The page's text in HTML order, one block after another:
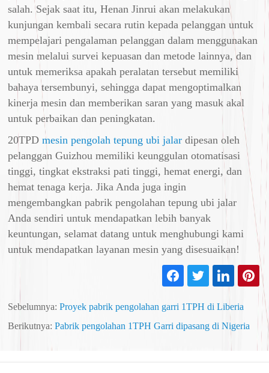
salah. Sejak saat itu, Henan Jinrui akan melakukan
kunjungan kembali secara rutin kepada pelanggan untuk
mempelajari pengalaman pelanggan dalam menggunakan
mesin melalui survei kepuasan dan metode lainnya, dan
untuk memeriksa apakah peralatan tersebut memiliki
bahaya tersembunyi, sehingga dapat mengoptimalkan
kinerja mesin dan memberikan saran yang masuk akal
untuk perbaikan dan peningkatan.
20TPDmesin pengolah tepung ubi jalar dipesan oleh
pelanggan Guizhou memiliki keunggulan otomatisasi
tinggi, tingkat ekstraksi pati tinggi, hemat energi, dan
hemat tenaga kerja. Jika Anda juga ingin
mengembangkan pabrik pengolahan tepung ubi jalar
Anda sendiri untuk mendapatkan lebih banyak
keuntungan, selamat datang untuk menghubungi kami
untuk mendapatkan layanan mesin yang disesuaikan!
Sebelumnya:Proyek pabrik pengolahan garri 1TPH di Liberia
Berikutnya:Pabrik pengolahan 1TPH Garri dipasang di Nigeria